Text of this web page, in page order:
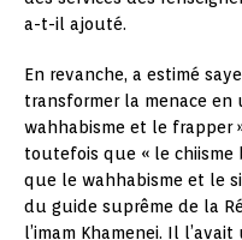
a-t-il ajouté.
En revanche, a estimé
transformer la menace
wahhabisme et le frapper
toutefois que « le
que le wahhabisme et le
du guide suprême de la
l’imam Khamenei. Il